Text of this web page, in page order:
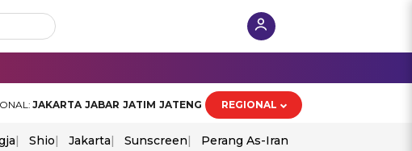
JAKARTA JABAR JATIM JATENG REGIONAL
Shio Jakarta Sunscreen Perang As-Iran